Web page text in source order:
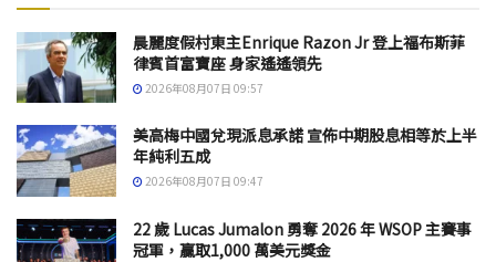
晨麗度假村東主Enrique Razon Jr 登上福布斯菲
律賓首富寶座 身家遙遙領先
2026年08月07日 09:57
美高梅中國兌現派息承諾 宣佈中期股息相等於上半
年純利五成
2026年08月07日 09:47
22 歲 Lucas Jumalon 勇奪 2026 年 WSOP 主賽事
冠軍，贏取1,000 萬美元獎金